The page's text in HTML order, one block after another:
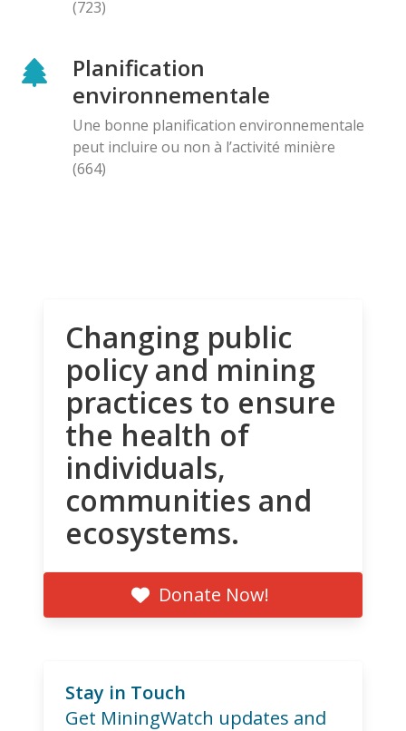
(723)
Planification
environnementale
Une bonne planification environnementale
peut incluire ou non à l’activité minière
(664)
Changing public
policy and mining
practices to ensure
the health of
individuals,
communities and
ecosystems.
Donate Now!
Stay in Touch
Get MiningWatch updates and